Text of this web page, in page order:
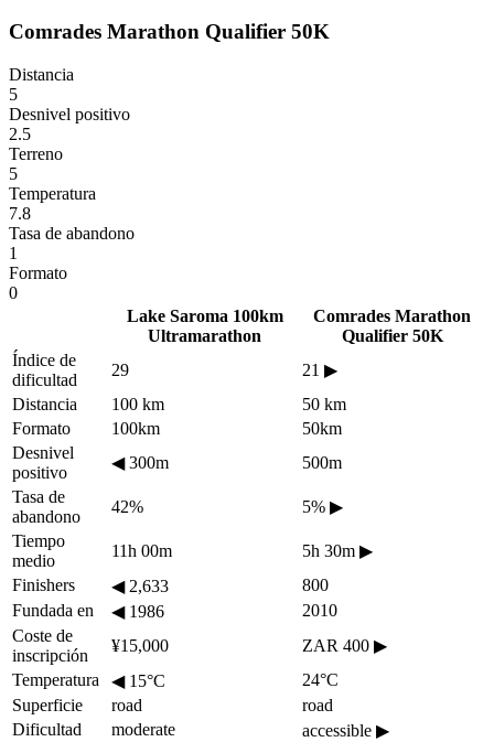
Comrades Marathon Qualifier 50K
Distancia
5
Desnivel positivo
2.5
Terreno
5
Temperatura
7.8
Tasa de abandono
1
Formato
0
Lake Saroma 100km
Ultramarathon
Comrades Marathon
Qualifier 50K
Índice de
dificultad
29 21 ▶
Distancia
100 km
50 km
Formato
100km
50km
Desnivel
positivo
◀300m
500m
Tasa de
abandono
42% 5% ▶
Tiempo
medio
11h 00m 5h 30m ▶
Finishers
◀2,633
800
Fundada en
◀1986
2010
Coste de
inscripción
¥15,000 ZAR 400 ▶
Temperatura
◀15°C
24°C
Superficie
road
road
Dificultad
moderate accessible ▶